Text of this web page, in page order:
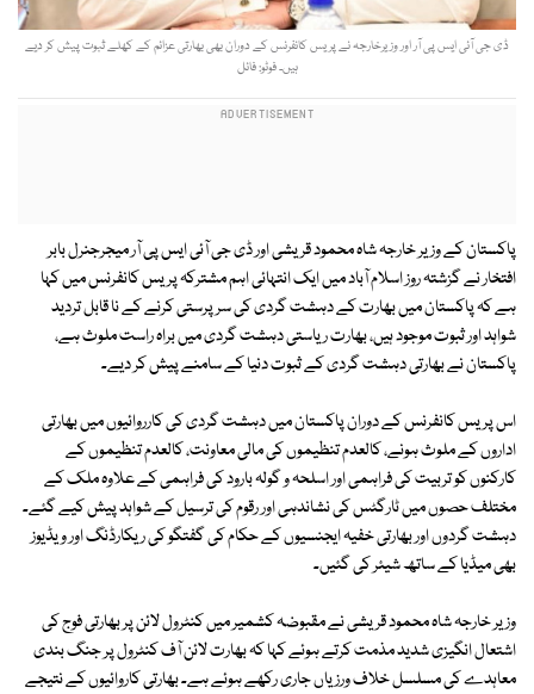
ڈی جی آئی ایس پی آر اور وزیرخارجہ نے پریس کانفرنس کے دوران بھی بھارتی عزائم کے کھلے ثبوت پیش کر دیے
ہیں۔ فوٹو: فائل
پاکستان کے وزیر خارجہ شاہ محمود قریشی اور ڈی جی آئی ایس پی آر میجرجنرل بابر
افتخار نے گزشتہ روز اسلام آباد میں ایک انتہائی اہم مشترکہ پریس کانفرنس میں کہا
ہے کہ پاکستان میں بھارت کے دہشت گردی کی سرپرستی کرنے کے نا قابل تردید
شواہد اور ثبوت موجود ہیں، بھارت ریاستی دہشت گردی میں براہ راست ملوث ہے،
پاکستان نے بھارتی دہشت گردی کے ثبوت دنیا کے سامنے پیش کر دیے۔
اس پریس کانفرنس کے دوران پاکستان میں دہشت گردی کی کارروائیوں میں بھارتی
اداروں کے ملوث ہونے، کالعدم تنظیموں کی مالی معاونت، کالعدم تنظیموں کے
کارکنوں کو تربیت کی فراہمی اور اسلحہ و گولہ بارود کی فراہمی کے علاوہ ملک کے
مختلف حصوں میں ٹارگٹس کی نشاندہی اور رقوم کی ترسیل کے شواہد پیش کیے گئے۔
دہشت گردوں اور بھارتی خفیہ ایجنسیوں کے حکام کی گفتگو کی ریکارڈنگ اور ویڈیوز
بھی میڈیا کے ساتھ شیئر کی گئیں۔
وزیر خارجہ شاہ محمود قریشی نے مقبوضہ کشمیر میں کنٹرول لائن پر بھارتی فوج کی
اشتعال انگیزی شدید مذمت کرتے ہوئے کہا کہ بھارت لائن آف کنٹرول پر جنگ بندی
معاہدے کی مسلسل خلاف ورزیاں جاری رکھے ہوئے ہے۔ بھارتی کاروائیوں کے نتیجے